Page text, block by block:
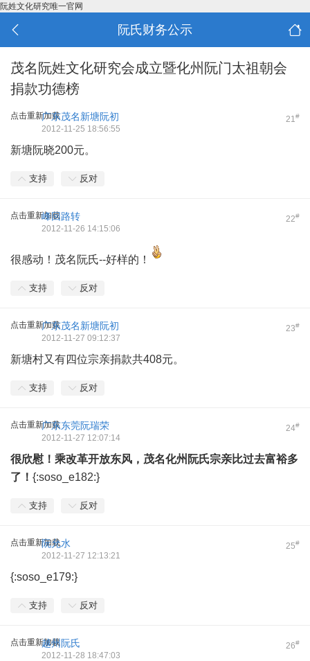
阮姓文化研究唯一官网
阮氏财务公示
茂名阮姓文化研究会成立暨化州阮门太祖朝会
捐款功德榜
点击重新加载 21#
广东茂名新塘阮初
2012-11-25 18:56:55
新塘阮晓200元。
支持 反对
点击重新加载 22#
峰回路转
2012-11-26 14:15:06
很感动！茂名阮氏--好样的！
支持 反对
点击重新加载 23#
广东茂名新塘阮初
2012-11-27 09:12:37
新塘村又有四位宗亲捐款共408元。
支持 反对
点击重新加载 24#
广东东莞阮瑞荣
2012-11-27 12:07:14
很欣慰！乘改革开放东风，茂名化州阮氏宗亲比过去富裕多
了！ {:soso_e182:}
支持 反对
点击重新加载 25#
阮允水
2012-11-27 12:13:21
{:soso_e179:}
支持 反对
点击重新加载 26#
越州阮氏
2012-11-28 18:47:03